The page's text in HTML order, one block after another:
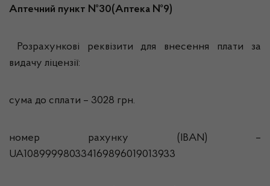
Аптечний пункт №30(Аптека №9)
Розрахункові реквізити для внесення плати за
видачу ліцензії:
сума до сплати – 3028 грн.
номер рахунку (IBAN) –
UA108999980334169896019013933